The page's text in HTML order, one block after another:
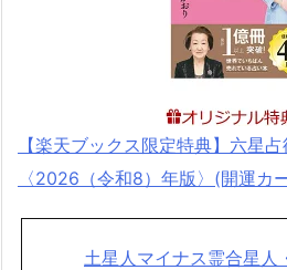
【楽天ブックス限定特典】六星
〈2026（令和8）年版〉(開運
土星人マイナス霊合星